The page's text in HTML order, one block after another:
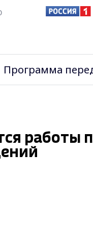
Программа
работы